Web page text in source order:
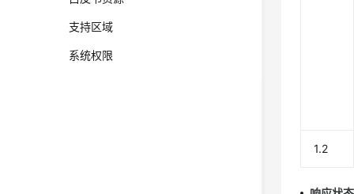
支持区域
系统权限
1.2